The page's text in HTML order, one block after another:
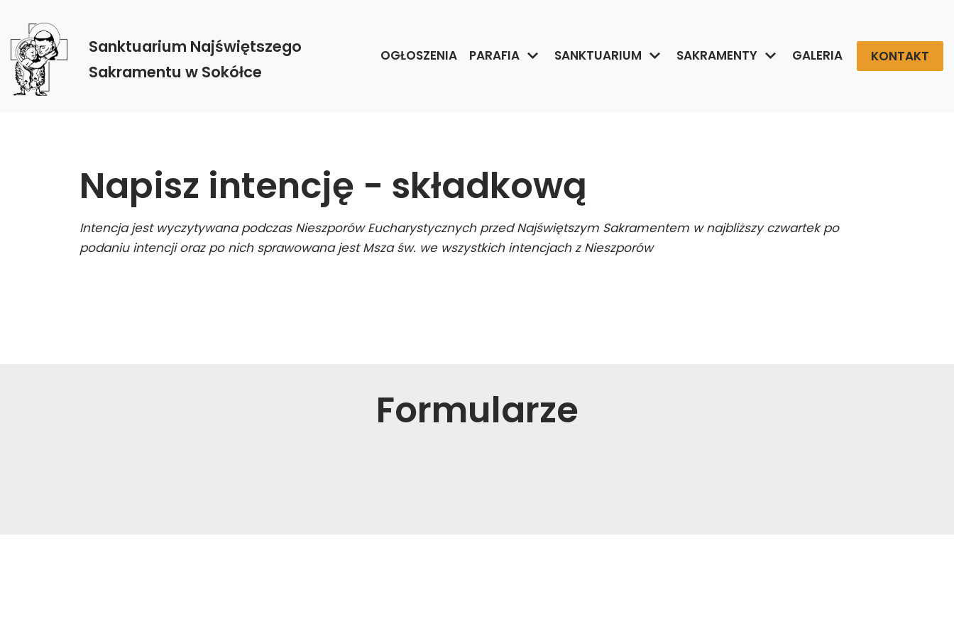
Skocz
do
treści
Sanktuarium Najświętszego
Sakramentu w Sokółce
OGŁOSZENIA PARAFIA SANKTUARIUM SAKRAMENTY GALERIA KONTAKT
Napisz intencję - składkową
Intencja jest wyczytywana podczas Nieszporów Eucharystycznych przed Najświętszym Sakramentem w najbliższy czwartek po
podaniu intencji oraz po nich sprawowana jest Msza św. we wszystkich intencjach z Nieszporów
Formularze